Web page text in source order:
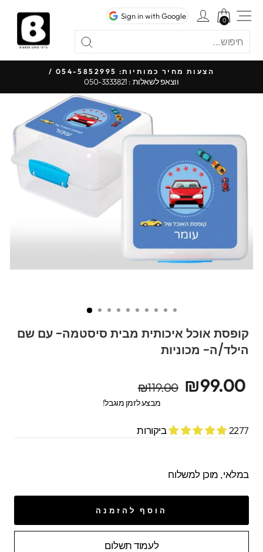
חיפוש
Sign in with Google
כניסה לחשבוןניווט באתר
0
0
עצור
הצעות מחיר כמותיות: 054-5852995 /
ווצאפ לשאלות : 050-3333821
קופסת אוכל איכותית מבית סיסטמה- עם שם
הילד/ה- מכוניות
מחיר
מקורי
מחיר
מבצע
₪99.00
₪119.00
מבצע לזמן מוגבל!
2277 ביקורות
במלאי, מוכן למשלוח
הוסף להזמנה
לעמוד תשלום